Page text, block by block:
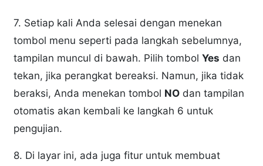
7. Setiap kali Anda selesai dengan menekan
tombol menu seperti pada langkah sebelumnya,
tampilan muncul di bawah. Pilih tombolYes dan
tekan, jika perangkat bereaksi. Namun, jika tidak
beraksi, Anda menekan tombol NO dan tampilan
otomatis akan kembali ke langkah 6 untuk
pengujian.
8. Di layar ini, ada juga fitur untuk membuat